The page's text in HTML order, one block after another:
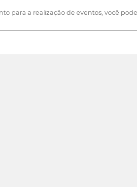
para a realização de eventos, você